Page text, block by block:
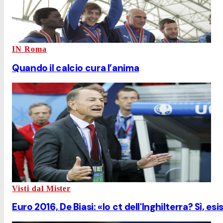
IN Roma
Quando il calcio cura l’anima
Visti dal Mister
Euro 2016, De Biasi: «Io ct dell'Inghilterra? Sì,